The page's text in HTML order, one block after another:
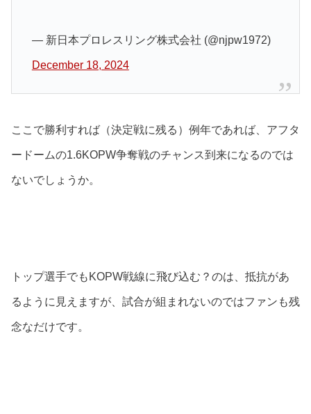
— 新日本プロレスリング株式会社 (@njpw1972)
December 18, 2024
ここで勝利すれば（決定戦に残る）例年であれば、アフタ
ードームの1.6KOPW争奪戦のチャンス到来になるのでは
ないでしょうか。
トップ選手でもKOPW戦線に飛び込む？のは、抵抗があ
るように見えますが、試合が組まれないのではファンも残
念なだけです。